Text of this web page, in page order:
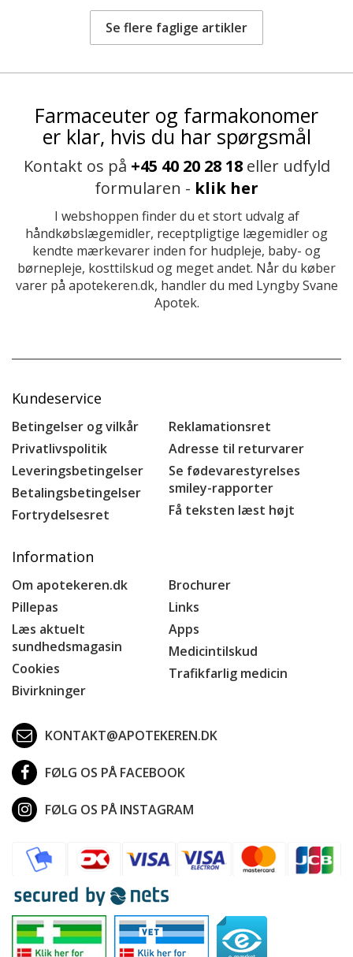
Se flere faglige artikler
Farmaceuter og farmakonomer
er klar, hvis du har spørgsmål
Kontakt os på +45 40 20 28 18eller udfyld
formularen - klik her
I webshoppen finder du et stort udvalg af
håndkøbslægemidler, receptpligtige lægemidler og
kendte mærkevarer inden for hudpleje, baby- og
børnepleje, kosttilskud og meget andet. Når du køber
varer på apotekeren.dk, handler du med Lyngby Svane
Apotek.
Kundeservice
Betingelser og vilkår
Privatlivspolitik
Leveringsbetingelser
Betalingsbetingelser
Fortrydelsesret
Reklamationsret
Adresse til returvarer
Se fødevarestyrelses
smiley-rapporter
Få teksten læst højt
Information
Om apotekeren.dk
Pillepas
Læs aktuelt
sundhedsmagasin
Cookies
Bivirkninger
Brochurer
Links
Apps
Medicintilskud
Trafikfarlig medicin
KONTAKT@APOTEKEREN.DK
FØLG OS PÅ FACEBOOK
FØLG OS PÅ INSTAGRAM